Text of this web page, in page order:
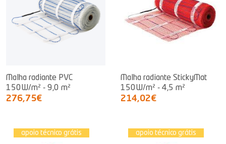
Malha radiante PVC
150W/m² - 9,0 m²
276,75€
Malha radiante StickyMat
150W/m² - 4,5 m²
214,02€
apoio técnico grátis apoio técnico grátis